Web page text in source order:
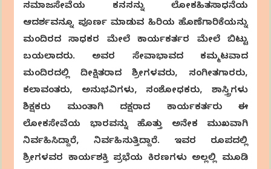
ಸಮಾಜಸೇವೆಯ ಕನಸನ್ನು ಲೋಕಹಿತಸಾಧನೆಯ
ಆದರ್ಶವನ್ನೂ ಪೂರ್ಣ ಮಾಡುವ ಹಿರಿಯ ಹೊಣೆಗಾರಿಕೆಯನ್ನು
ಮಂದಿರದ ಸಾಧಕರ ಮೇಲೆ ಕಾರ್ಯಕರ್ತರ ಮೇಲೆ ಬಿಟ್ಟು
ಬಯಲಾದರು. ಅವರ ಸೇವಾಭಾವದ ಕಮ್ಮಟವಾದ
ಮಂದಿರದಲ್ಲಿ ದೀಕ್ಷಿತರಾದ ಶ್ರೀಗಳವರು, ಸಂಗೀತಗಾರರು,
ಕಲಾವಂತರು, ಅನುಭವಿಗಳು, ಸಂಶೋಧಕರು, ಶಾಸ್ತ್ರಿಗಳು
ಶಿಕ್ಷಕರು ಮುಂತಾಗಿ ದಕ್ಷರಾದ ಕಾರ್ಯಕರ್ತರು ಈ
ಲೋಕಸೇವೆಯ ಭಾರವನ್ನು ಹೊತ್ತು ಅನೇಕ ಮುಖವಾಗಿ
ನಿರ್ವಹಿಸಿದ್ದಾರೆ, ನಿರ್ವಹಿಸುತ್ತಿದ್ದಾರೆ. ಇವರ ರೂಪದಲ್ಲಿ
ಶ್ರೀಗಳವರ ಕಾರ್ಯಶಕ್ತಿ ಪ್ರಭೆಯ ಕಿರಣಗಳು ಅಲ್ಲಲ್ಲಿ ಮೂಡಿ